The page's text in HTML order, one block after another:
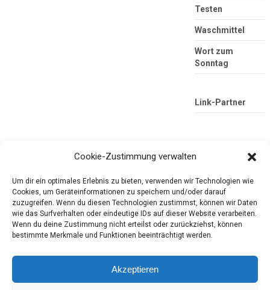
Testen
Waschmittel
Wort zum
Sonntag
Link-Partner
Tester-Paradies
Produkttests und Alltag
Cookie-Zustimmung verwalten
Um dir ein optimales Erlebnis zu bieten, verwenden wir Technologien wie
Cookies, um Geräteinformationen zu speichern und/oder darauf
zuzugreifen. Wenn du diesen Technologien zustimmst, können wir Daten
wie das Surfverhalten oder eindeutige IDs auf dieser Website verarbeiten.
Wenn du deine Zustimmung nicht erteilst oder zurückziehst, können
bestimmte Merkmale und Funktionen beeinträchtigt werden.
Akzeptieren
Die mobile Version verlassen